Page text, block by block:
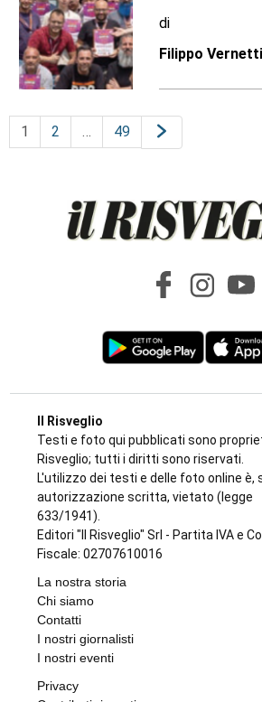
di
Filippo Vernetti
1 2 … 49
Il Risveglio
Testi e foto qui pubblicati sono
Risveglio; tutti i diritti sono riservati.
L'utilizzo dei testi e delle foto online è,
autorizzazione scritta, vietato (legge
633/1941).
Editori "Il Risveglio" Srl - Partita IVA e
Fiscale: 02707610016
La nostra storia
Chi siamo
Contatti
I nostri giornalisti
I nostri eventi
Privacy